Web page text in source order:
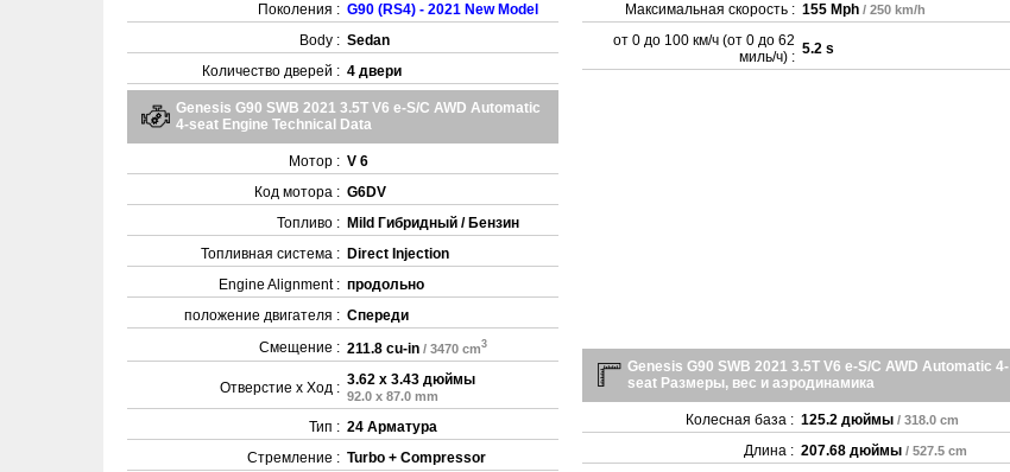
Поколения : G90 (RS4) - 2021 New Model
Body : Sedan
Количество дверей : 4 двери
Genesis G90 SWB 2021 3.5T V6 e-S/C AWD Automatic
4-seat Engine Technical Data
Мотор : V 6
Код мотора : G6DV
Топливо : Mild Гибридный / Бензин
Топливная система : Direct Injection
Engine Alignment : продольно
положение двигателя : Спереди
Смещение : 211.8 cu-in / 3470 cm3
Отверстие x Ход : 3.62 x 3.43 дюймы
92.0 x 87.0 mm
Тип : 24 Арматура
Стремление : Turbo + Compressor
Максимальная скорость : 155 Mph / 250 km/h
от 0 до 100 км/ч (от 0 до 62
миль/ч) : 5.2 s
Genesis G90 SWB 2021 3.5T V6 e-S/C AWD Automatic 4-
seat Размеры, вес и аэродинамика
Колесная база : 125.2 дюймы / 318.0 cm
Длина : 207.68 дюймы / 527.5 cm